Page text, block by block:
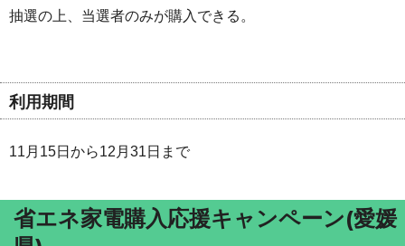
抽選の上、当選者のみが購入できる。
利用期間
11月15日から12月31日まで
省エネ家電購入応援キャンペーン(愛媛